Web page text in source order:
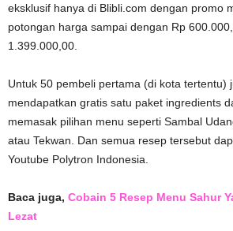
eksklusif hanya di Blibli.com dengan promo
potongan harga sampai dengan Rp
1.399.000,00.
Untuk 50 pembeli pertama (di kota tertentu)
mendapatkan gratis satu paket ingredients
memasak pilihan menu seperti Sambal
atau Tekwan. Dan semua resep tersebut
Youtube Polytron Indonesia.
Baca juga, Cobain 5 Resep Menu Sahur
Lezat